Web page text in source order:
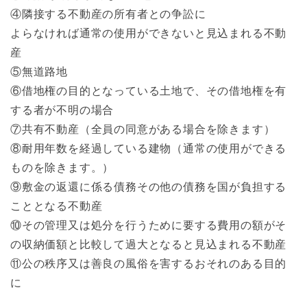
④隣接する不動産の所有者との争訟に
よらなければ通常の使用ができないと見込まれる不動
産
⑤無道路地
⑥借地権の目的となっている土地で、その借地権を有
する者が不明の場合
⑦共有不動産（全員の同意がある場合を除きます）
⑧耐用年数を経過している建物（通常の使用ができる
ものを除きます。）
⑨敷金の返還に係る債務その他の債務を国が負担する
こととなる不動産
⑩その管理又は処分を行うために要する費用の額がそ
の収納価額と比較して過大となると見込まれる不動産
⑪公の秩序又は善良の風俗を害するおそれのある目的
に